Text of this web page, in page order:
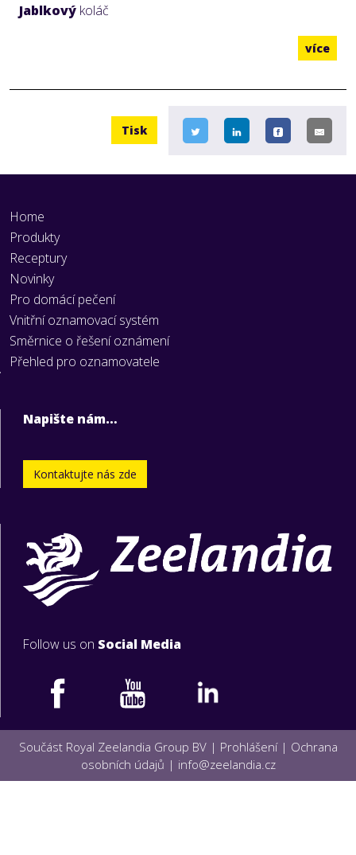
Jablkový koláč
více
Tisk
Home
Produkty
Receptury
Novinky
Pro domácí pečení
Vnitřní oznamovací systém
Směrnice o řešení oznámení
Přehled pro oznamovatele
Napište nám…
Kontaktujte nás zde
Follow us on Social Media
Součást Royal Zeelandia Group BV | Prohlášení| Ochrana
osobních údajů | info@zeelandia.cz